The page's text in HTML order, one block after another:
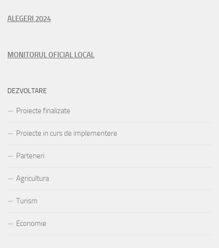
ALEGERI 2024
MONITORUL OFICIAL LOCAL
DEZVOLTARE
Proiecte finalizate
Proiecte in curs de implementere
Parteneri
Agricultura
Turism
Economie